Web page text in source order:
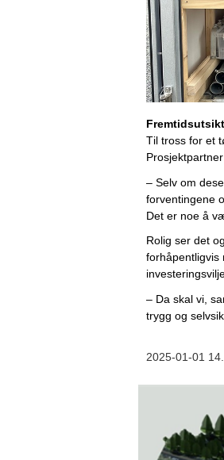
Til tross for et
– Selv om
forventingene
Det er noe å
Rolig ser det
forhåpentligvis
– Da skal vi,
trygg og
2025-01-01